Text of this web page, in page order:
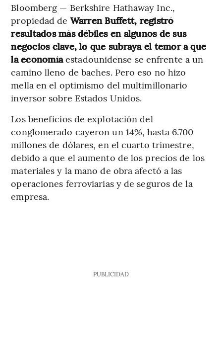
Bloomberg — Berkshire Hathaway Inc.,
propiedad de Warren Buffett, registró
resultados más débiles en algunos de sus
negocios clave, lo que subraya el temor a que
la economíaestadounidense se enfrente a un
camino lleno de baches. Pero eso no hizo
mella en el optimismo del multimillonario
inversor sobre Estados Unidos.
Los beneficios de explotación del
conglomerado cayeron un 14%, hasta 6.700
millones de dólares, en el cuarto trimestre,
debido a que el aumento de los precios de los
materiales y la mano de obra afectó a las
operaciones ferroviarias y de seguros de la
empresa.
PUBLICIDAD